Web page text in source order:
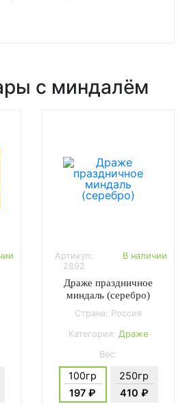
с миндалём
Артикул:
2892
В наличии
Драже праздничное
миндаль (серебро)
Страна: Россия
Категория: Драже
Вес:
100гр
197 ₽
250гр
410 ₽